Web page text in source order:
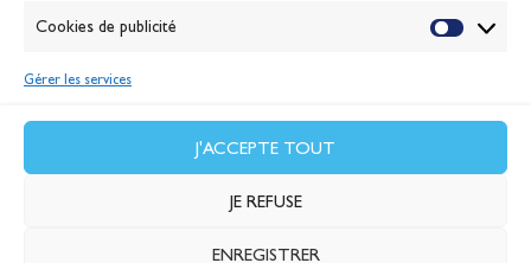
Cookies de publicité
Gérer les services
J'ACCEPTE TOUT
JE REFUSE
ENREGISTRER
ABONNEZ-VOUS
J'accepte lapolitique de confidentialité